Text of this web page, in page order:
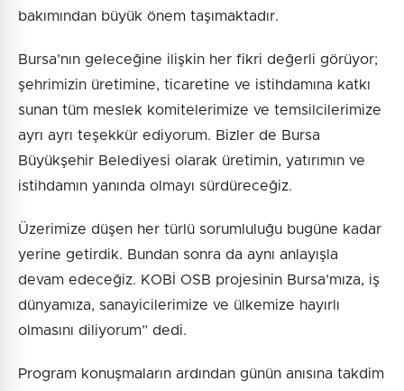
bakımından büyük önem taşımaktadır.
Bursa’nın geleceğine ilişkin her fikri değerli görüyor;
şehrimizin üretimine, ticaretine ve istihdamına katkı
sunan tüm meslek komitelerimize ve temsilcilerimize
ayrı ayrı teşekkür ediyorum. Bizler de Bursa
Büyükşehir Belediyesi olarak üretimin, yatırımın ve
istihdamın yanında olmayı sürdüreceğiz.
Üzerimize düşen her türlü sorumluluğu bugüne kadar
yerine getirdik. Bundan sonra da aynı anlayışla
devam edeceğiz. KOBİ OSB projesinin Bursa’mıza, iş
dünyamıza, sanayicilerimize ve ülkemize hayırlı
olmasını diliyorum” dedi.
Program konuşmaların ardından günün anısına takdim